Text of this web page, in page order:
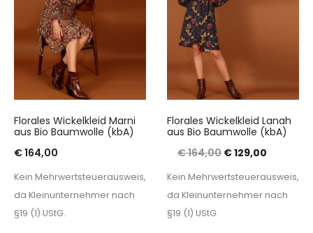
Florales Wickelkleid Marni
aus Bio Baumwolle (kbA)
€164,00
Kein Mehrwertsteuerausweis,
da Kleinunternehmer nach
§19 (1) UStG.
Florales Wickelkleid Lanah
aus Bio Baumwolle (kbA)
€164,00 Ursprünglicher
Preis
war:
€129,00
Preis
ist:
Kein Mehrwertsteuerausweis,
da Kleinunternehmer nach
§19 (1) UStG.